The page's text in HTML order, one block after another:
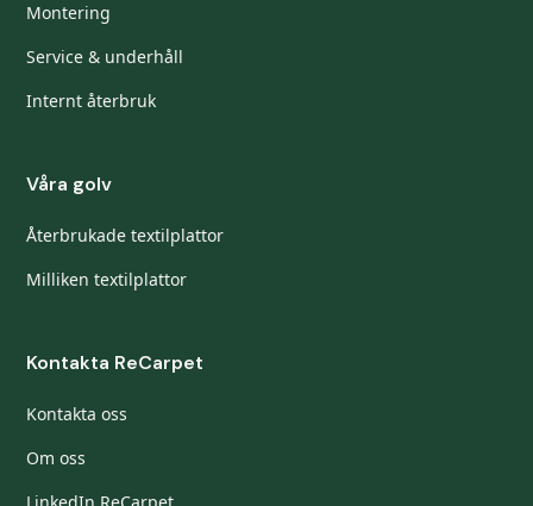
Montering
Service & underhåll
Internt återbruk
Våra golv
Återbrukade textilplattor
Milliken textilplattor
Kontakta ReCarpet
Kontakta oss
Om oss